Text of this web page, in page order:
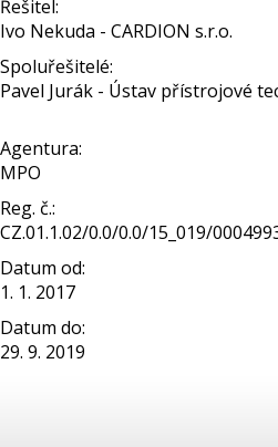
Řešitel:
Ivo Nekuda - CARDION s.r.o.
Spoluřešitelé:
Pavel Jurák - Ústav přístrojové
Agentura:
MPO
Reg. č.:
CZ.01.1.02/0.0/0.0/15_019/
Datum od:
1. 1. 2017
Datum do:
29. 9. 2019